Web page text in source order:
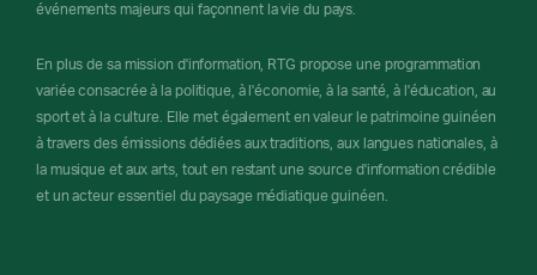
événements majeurs qui façonnent la vie du pays.
En plus de sa mission d'information, RTG propose une programmation
variée consacrée à la politique, à l'économie, à la santé, à l'éducation, au
sport et à la culture. Elle met également en valeur le patrimoine guinéen
à travers des émissions dédiées aux traditions, aux langues nationales, à
la musique et aux arts, tout en restant une source d'information crédible
et un acteur essentiel du paysage médiatique guinéen.